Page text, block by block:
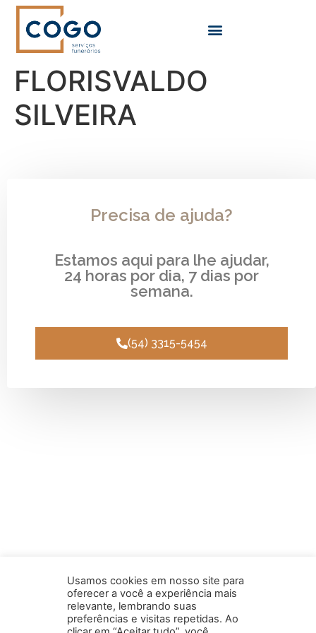
FLORISVALDO
SILVEIRA
Precisa de ajuda?
Estamos aqui para lhe ajudar,
24 horas por dia, 7 dias por
semana.
(54) 3315-5454
Usamos cookies em nosso site para
oferecer a você a experiência mais
relevante, lembrando suas
preferências e visitas repetidas. Ao